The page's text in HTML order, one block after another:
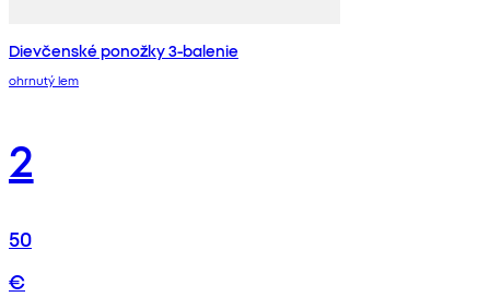
Dievčenské ponožky 3-balenie
ohrnutý lem
2
50
€